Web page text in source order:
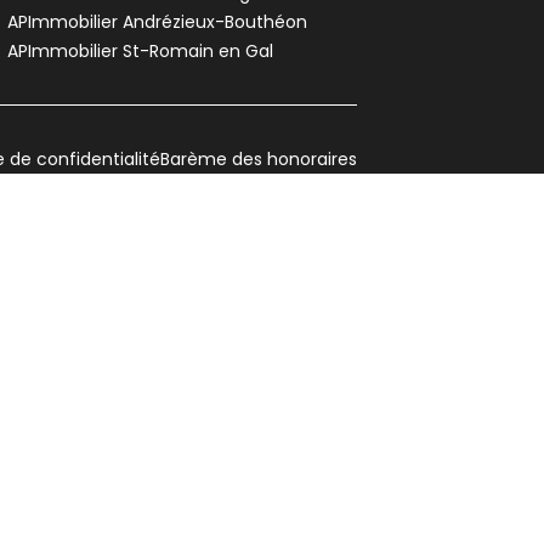
APImmobilier Andrézieux-Bouthéon
APImmobilier St-Romain en Gal
de confidentialitéBarème des honoraires